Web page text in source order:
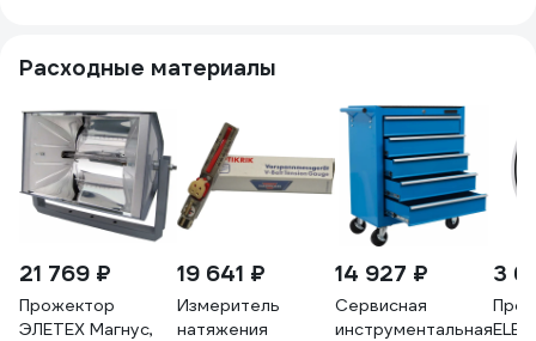
Расходные материалы
21 769 ₽
Прожектор
ЭЛЕТЕХ Магнус,
19 641 ₽
Измеритель
натяжения
14 927 ₽
Сервисная
инструментальная
3